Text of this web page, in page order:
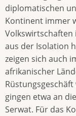
diplomatischen
Kontinent immer
Volkswirtschaften
aus der Isolation
zeigen sich auch
afrikanischer
gingen etwa an
Serwat. Für das